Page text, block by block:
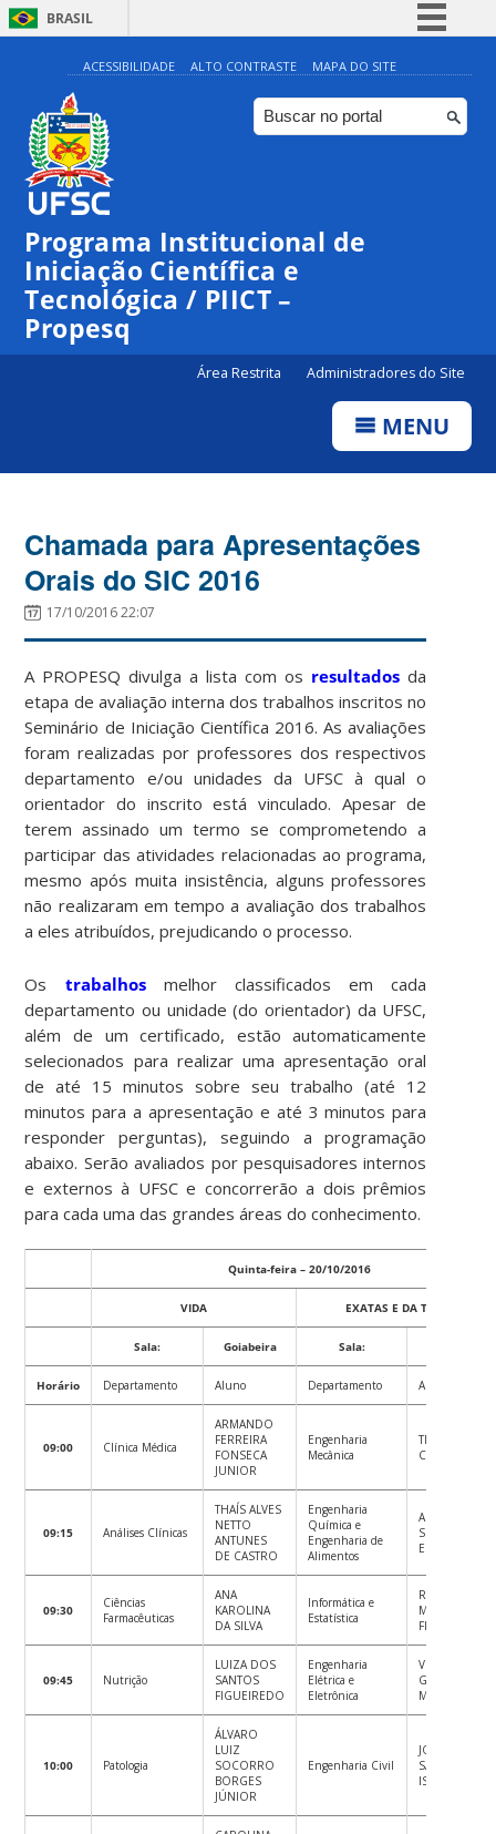
BRASIL
Simplifique!
Comunica BR
Participe
Canais
ACESSIBILIDADE ALTO CONTRASTE MAPA DO SITE
Programa Institucional de
Iniciação Científica e
Tecnológica / PIICT –
Propesq
Área Restrita Administradores do Site
MENU
Chamada para Apresentações
Orais do SIC 2016
17/10/2016 22:07
A PROPESQ divulga a lista com os resultados da
etapa de avaliação interna dos trabalhos inscritos no
Seminário de Iniciação Científica 2016. As avaliações
foram realizadas por professores dos respectivos
departamento e/ou unidades da UFSC à qual o
orientador do inscrito está vinculado. Apesar de
terem assinado um termo se comprometendo a
participar das atividades relacionadas ao programa,
mesmo após muita insistência, alguns professores
não realizaram em tempo a avaliação dos trabalhos
a eles atribuídos, prejudicando o processo.
Os trabalhosmelhor classificados em cada
departamento ou unidade (do orientador) da UFSC,
além de um certificado, estão automaticamente
selecionados para realizar uma apresentação oral
de até 15 minutos sobre seu trabalho (até 12
minutos para a apresentação e até 3 minutos para
responder perguntas), seguindo a programação
abaixo. Serão avaliados por pesquisadores internos
e externos à UFSC e concorrerão a dois prêmios
para cada uma das grandes áreas do conhecimento.
Quinta-feira – 20/10/2016
VIDA EXATAS E DA TERRA
Sala: Goiabeira Sala:
Horário Departamento Aluno Departamento Aluno
09:00 Clínica Médica
ARMANDO
FERREIRA
FONSECA
JUNIOR
Engenharia
Mecânica
TIAGO
CALEGARI
09:15 Análises Clínicas
THAÍS ALVES
NETTO
ANTUNES
DE CASTRO
Engenharia
Química e
Engenharia de
Alimentos
ARTHUR
SENRA
ESTRELLA
09:30
Ciências
Farmacêuticas
ANA
KAROLINA
DA SILVA
Informática e
Estatística
RAUL
MISSFELDT
FILHO
09:45 Nutrição
LUIZA DOS
SANTOS
FIGUEIREDO
Engenharia
Elétrica e
Eletrônica
VICTOR
GABRIEL
MONTEIRO
10:00 Patologia
ÁLVARO
LUIZ
SOCORRO
BORGES
JÚNIOR
Engenharia Civil
JORGE ALLE
SADALLA
ISMAEL